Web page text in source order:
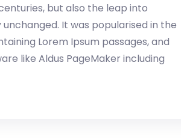
but also the leap into
It was popularised in the
Lorem Ipsum passages, and
like Aldus PageMaker including